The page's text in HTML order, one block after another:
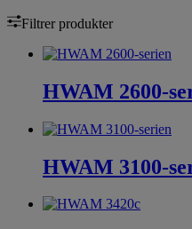
Filtrer produkter
HWAM 2600-
HWAM 3100-